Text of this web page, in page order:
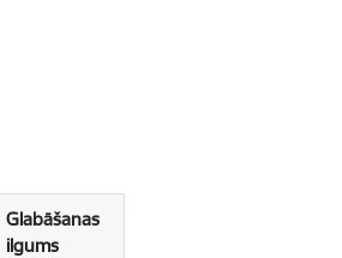
Glabāšanas
ilgums